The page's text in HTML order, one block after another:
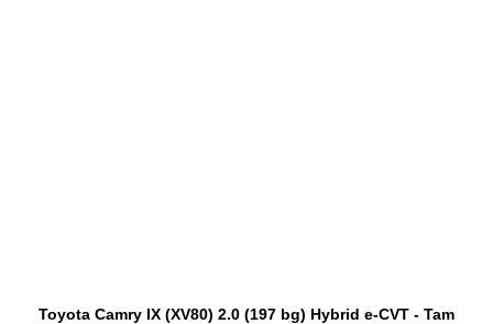
Toyota Camry IX (XV80) 2.0 (197 bg) Hybrid e-CVT - Tam